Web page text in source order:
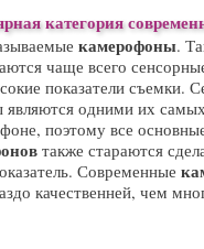
категория
камерофоны.
чаще всего
показатели съемки.
являются одними их
поэтому все
также стараются
Современные
качественней, чем